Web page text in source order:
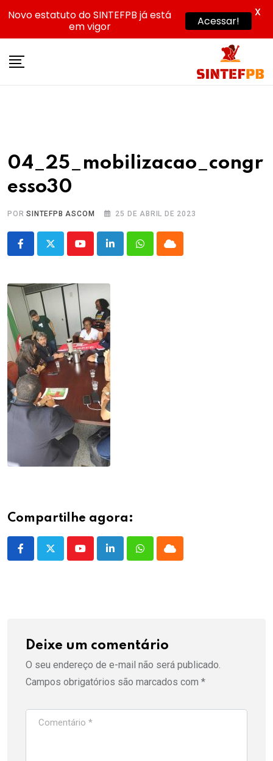
04_25_mobilizacao_congr
esso30
PORSINTEFPB ASCOM 25 DE ABRIL DE 2023
YoutubeLinkedInWhatsappCloud
Compartilhe agora:
YoutubeLinkedInWhatsappCloud
Deixe um comentário
O seu endereço de e-mail não será publicado.
Campos obrigatórios são marcados com *
Novo estatuto do SINTEFPB já está
em vigor
Acessar!
X